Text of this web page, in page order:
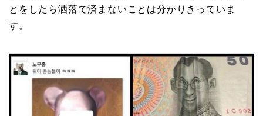
とをしたら洒落で済まないことは分かりきっていま
す。